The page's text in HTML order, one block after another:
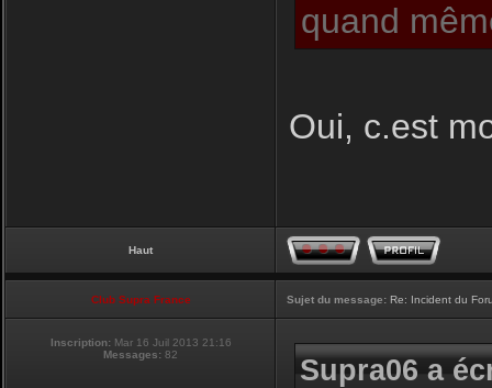
quand
Oui, c.est
Haut
Club Supra France Sujet du message: Re: Incident du
Inscription: Mar 16 Juil 2013 21:16
Messages: 82 Supra06 a